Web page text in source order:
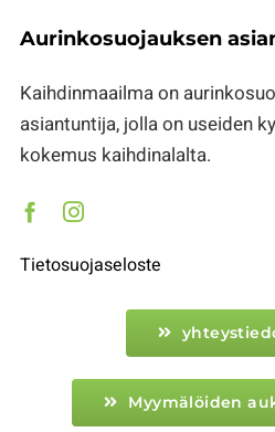
Aurinkosuojauksen
Kaihdinmaailma on
asiantuntija, jolla on useiden
kokemus kaihdinalalta.
Tietosuojaseloste
Myymälöiden